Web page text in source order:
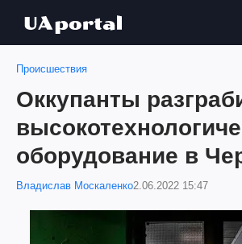
Происшествия
Оккупанты
оборудование в
Владислав Москаленко2.06.2022 15:47